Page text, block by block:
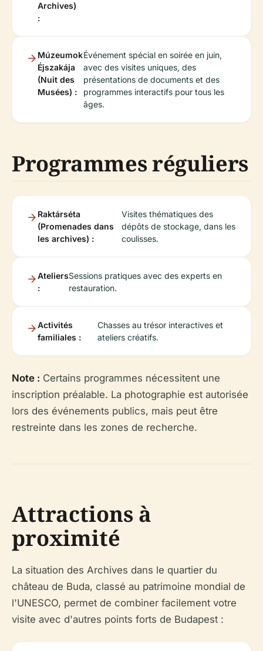
Archives)
:
Múzeumok
Éjszakája
(Nuit des
Musées) :
Événement spécial en soirée en juin,
avec des visites uniques, des
présentations de documents et des
programmes interactifs pour tous les
âges.
Programmes réguliers
Raktárséta
(Promenades dans
les archives) :
Visites thématiques des
dépôts de stockage, dans les
coulisses.
Ateliers
:
Sessions pratiques avec des experts en
restauration.
Activités
familiales :
Chasses au trésor interactives et
ateliers créatifs.
Note : Certains programmes nécessitent une
inscription préalable. La photographie est autorisée
lors des événements publics, mais peut être
restreinte dans les zones de recherche.
Attractions à
proximité
La situation des Archives dans le quartier du
château de Buda, classé au patrimoine mondial de
l'UNESCO, permet de combiner facilement votre
visite avec d'autres points forts de Budapest :